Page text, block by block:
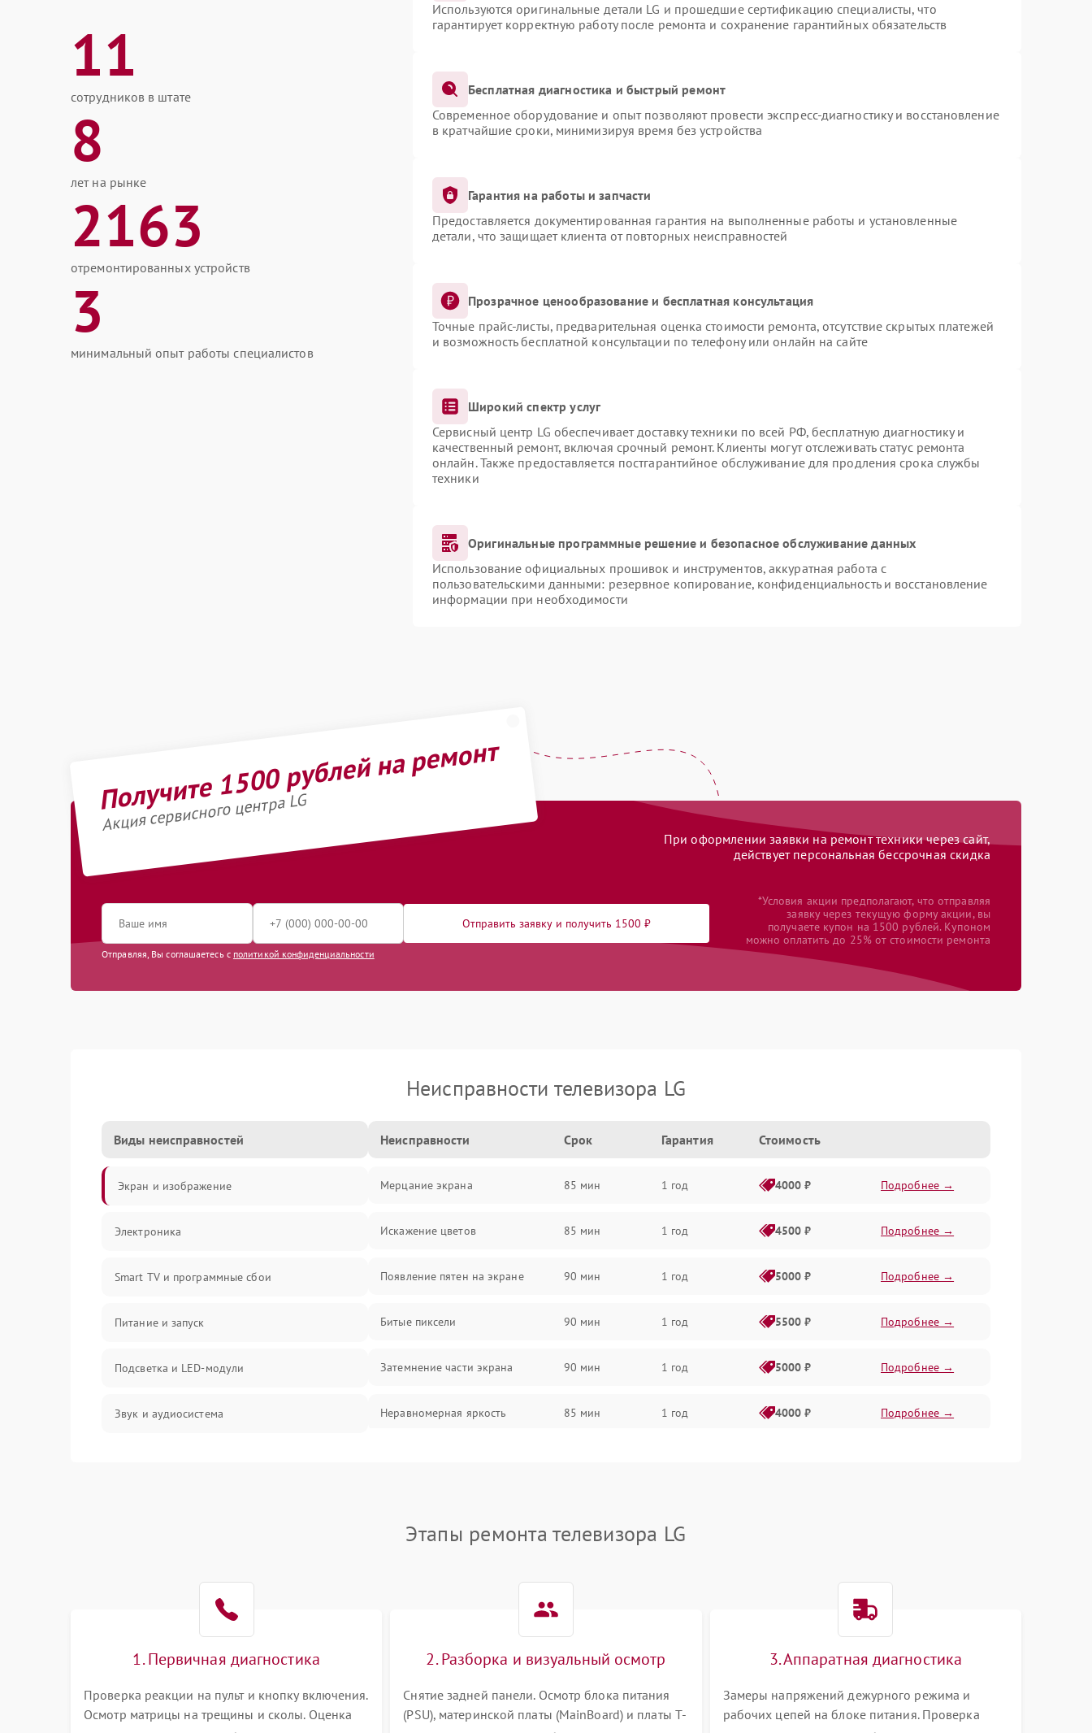
11
сотрудников в штате
8
лет на рынке
2163
отремонтированных устройств
3
минимальный опыт работы специалистов
Используются оригинальные детали LG и прошедшие сертификацию специалисты, что
гарантирует корректную работу после ремонта и сохранение гарантийных обязательств
Бесплатная диагностика и быстрый ремонт
Современное оборудование и опыт позволяют провести экспресс-диагностику и восстановление
в кратчайшие сроки, минимизируя время без устройства
Гарантия на работы и запчасти
Предоставляется документированная гарантия на выполненные работы и установленные
детали, что защищает клиента от повторных неисправностей
Прозрачное ценообразование и бесплатная консультация
Точные прайс-листы, предварительная оценка стоимости ремонта, отсутствие скрытых платежей
и возможность бесплатной консультации по телефону или онлайн на сайте
Широкий спектр услуг
Сервисный центр LG обеспечивает доставку техники по всей РФ, бесплатную диагностику и
качественный ремонт, включая срочный ремонт. Клиенты могут отслеживать статус ремонта
онлайн. Также предоставляется постгарантийное обслуживание для продления срока службы
техники
Оригинальные программные решение и безопасное обслуживание данных
Использование официальных прошивок и инструментов, аккуратная работа с
пользовательскими данными: резервное копирование, конфиденциальность и восстановление
информации при необходимости
Получите 1500 рублей на ремонт
Акция сервисного центра LG
При оформлении заявки на ремонт техники через сайт,
действует персональная бессрочная скидка
Отправить заявку и получить 1500 ₽
Отправляя, Вы соглашаетесь с политикой конфиденциальности
*Условия акции предполагают, что отправляя
заявку через текущую форму акции, вы
получаете купон на 1500 рублей. Купоном
можно оплатить до 25% от стоимости ремонта
Неисправности телевизора LG
Виды неисправностей
Экран и изображение
Электроника
Smart TV и программные сбои
Питание и запуск
Подсветка и LED-модули
Звук и аудиосистема
Программное обеспечение
Корпус и механика
Неисправности Срок Гарантия Стоимость
Мерцание экрана 85 мин 1 год 4000 ₽ Подробнее →
Искажение цветов 85 мин 1 год 4500 ₽ Подробнее →
Появление пятен на экране 90 мин 1 год 5000 ₽ Подробнее →
Битые пиксели 90 мин 1 год 5500 ₽ Подробнее →
Затемнение части экрана 90 мин 1 год 5000 ₽ Подробнее →
Неравномерная яркость 85 мин 1 год 4000 ₽ Подробнее →
Этапы ремонта телевизора LG
1. Первичная диагностика
Проверка реакции на пульт и кнопку включения.
Осмотр матрицы на трещины и сколы. Оценка
2. Разборка и визуальный осмотр
Снятие задней панели. Осмотр блока питания
(PSU), материнской платы (MainBoard) и платы T-
3. Аппаратная диагностика
Замеры напряжений дежурного режима и
рабочих цепей на блоке питания. Проверка